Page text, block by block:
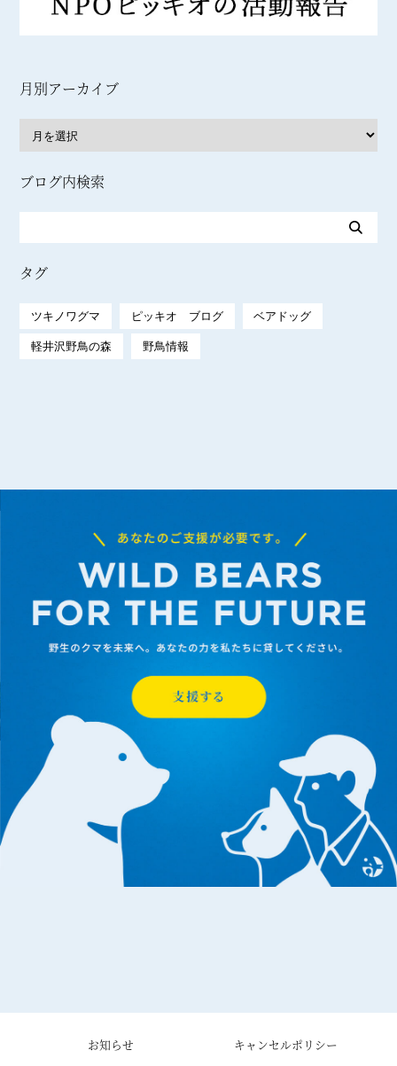
月別アーカイブ
ブログ内検索
タグ
ツキノワグマ ピッキオ ブログ ベアドッグ
軽井沢野鳥の森 野鳥情報
お知らせ
キャンセルポリシー